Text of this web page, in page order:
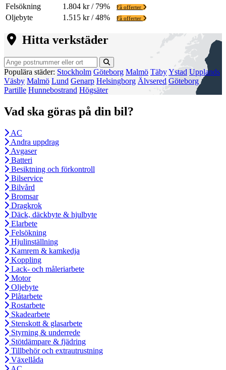
Felsökning 1.804 kr / 79% Få offerter
Oljebyte 1.515 kr / 48% Få offerter
Hitta verkstäder
Populära städer: Stockholm Göteborg Malmö TäbyYstad Upplands
Väsby Malmö Lund Genarp Helsingborg Älvsered Göteborg
Partille Hunnebostrand Högsäter
Vad ska göras på din bil?
AC
Andra uppdrag
Avgaser
Batteri
Besiktning och förkontroll
Bilservice
Bilvård
Bromsar
Dragkrok
Däck, däckbyte & hjulbyte
Elarbete
Felsökning
Hjulinställning
Kamrem & kamkedja
Koppling
Lack- och måleriarbete
Motor
Oljebyte
Plåtarbete
Rostarbete
Skadearbete
Stenskott & glasarbete
Styrning & underrede
Stötdämpare & fjädring
Tillbehör och extrautrustning
Växellåda